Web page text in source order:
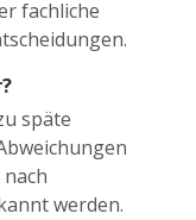
fachliche
späte
werden.